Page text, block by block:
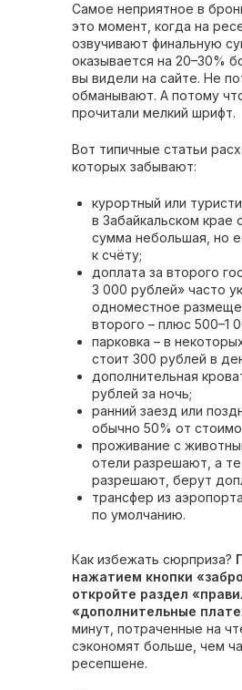
Самое неприятное в
это момент, когда на
озвучивают финальную
оказывается на 20–30%
вы видели на сайте. Не
обманывают. А потому
прочитали мелкий шрифт.
Вот типичные статьи
которых забывают:
курортный или
в Забайкальском крае
сумма небольшая, но
к счёту;
доплата за второго
3 000 рублей» часто
одноместное
второго – плюс 500–1
парковка – в
стоит 300 рублей в
дополнительная
рублей за ночь;
ранний заезд или
обычно 50% от
проживание с
отели разрешают, а
разрешают, берут
трансфер из
по умолчанию.
Как избежать сюрприза?
нажатием кнопки
откройте раздел
«дополнительные
минут, потраченные на
сэкономят больше, чем
ресепшене.